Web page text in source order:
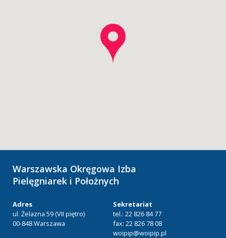
Warszawska Okręgowa Izba
Pielęgniarek i Położnych
Adres
ul. Żelazna 59 (VII piętro)
00-848 Warszawa
Sekretariat
tel.: 22 826 84 77
fax: 22 826 78 08
woipip@woipip.pl